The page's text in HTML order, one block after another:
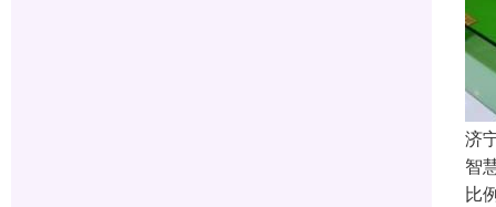
济
智
比